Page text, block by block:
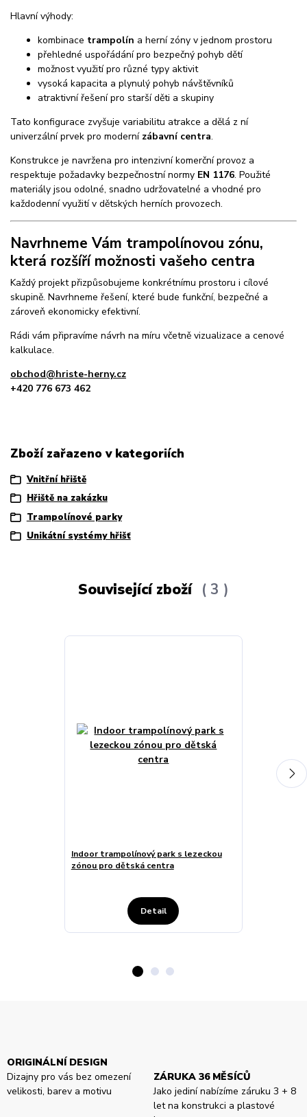
Hlavní výhody:
kombinace trampolín a herní zóny v jednom prostoru
přehledné uspořádání pro bezpečný pohyb dětí
možnost využití pro různé typy aktivit
vysoká kapacita a plynulý pohyb návštěvníků
atraktivní řešení pro starší děti a skupiny
Tato konfigurace zvyšuje variabilitu atrakce a dělá z ní
univerzální prvek pro moderní zábavní centra.
Konstrukce je navržena pro intenzivní komerční provoz a
respektuje požadavky bezpečnostní normy EN 1176. Použité
materiály jsou odolné, snadno udržovatelné a vhodné pro
každodenní využití v dětských herních provozech.
Navrhneme Vám trampolínovou zónu,
která rozšíří možnosti vašeho centra
Každý projekt přizpůsobujeme konkrétnímu prostoru i cílové
skupině. Navrhneme řešení, které bude funkční, bezpečné a
zároveň ekonomicky efektivní.
Rádi vám připravíme návrh na míru včetně vizualizace a cenové
kalkulace.
obchod@hriste-herny.cz
+420 776 673 462
Zboží zařazeno v kategoriích
Vnitřní hřiště
Hřiště na zakázku
Trampolínové parky
Unikátní systémy hřišť
Související zboží 3
Indoor trampolínový park s lezeckou
zónou pro dětská centra
Detail
ORIGINÁLNÍ DESIGN
Dizajny pro vás bez omezení
velikosti, barev a motivu
ZÁRUKA 36 MĚSÍCŮ
Jako jediní nabízíme záruku 3 + 8
let na konstrukci a plastové